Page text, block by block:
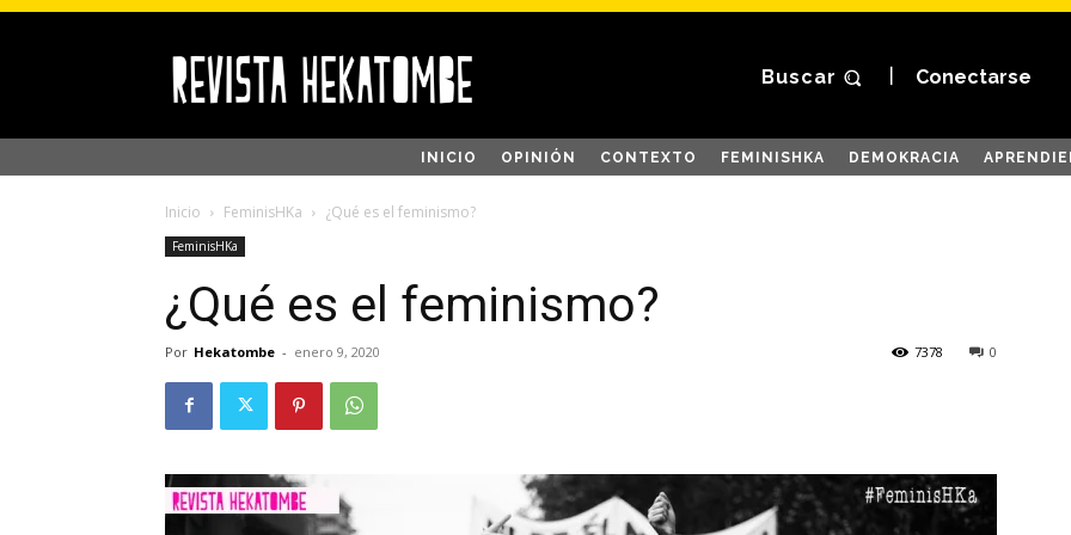
Buscar Conectarse
INICIO OPINIÓN CONTEXTO FEMINISHKA DEMOKRACIA
Inicio FeminisHKa ¿Qué es el feminismo?
FeminisHKa
¿Qué es el feminismo?
Por Hekatombe - enero 9, 2020 0
7378